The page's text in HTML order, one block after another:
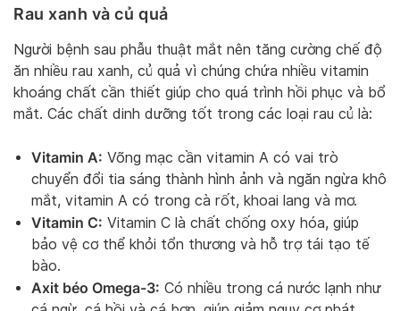
Rau xanh và củ quả
Người bệnh sau phẫu thuật mắt nên tăng cường chế độ
ăn nhiều rau xanh, củ quả vì chúng chứa nhiều vitamin
khoáng chất cần thiết giúp cho quá trình hồi phục và bổ
mắt. Các chất dinh dưỡng tốt trong các loại rau củ là:
Vitamin A: Võng mạc cần vitamin A có vai trò
chuyển đổi tia sáng thành hình ảnh và ngăn ngừa khô
mắt, vitamin A có trong cà rốt, khoai lang và mơ.
Vitamin C: Vitamin C là chất chống oxy hóa, giúp
bảo vệ cơ thể khỏi tổn thương và hỗ trợ tái tạo tế
bào.
Axit béo Omega-3: Có nhiều trong cá nước lạnh như